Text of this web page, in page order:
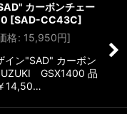
カーボンチェー
[SAD-CC43C]
格: 15,950円]
イン"SAD" カーボン
GSX1400 品
14,50…